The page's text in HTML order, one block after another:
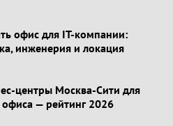
офис для IT-компании:
инженерия и локация
центры Москва-Сити для
— рейтинг 2026